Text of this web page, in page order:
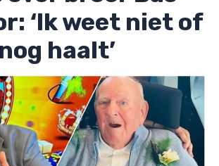
‘Ik weet niet of
haalt’